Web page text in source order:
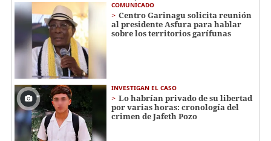
COMUNICADO
Centro Garinagu solicita reunión
al presidente Asfura para hablar
sobre los territorios garífunas
INVESTIGAN EL CASO
Lo habrían privado de su libertad
por varias horas: cronología del
crimen de Jafeth Pozo